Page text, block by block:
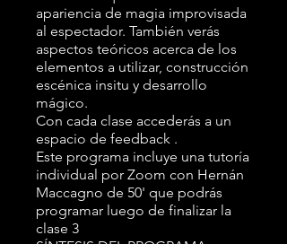
apariencia de magia improvisada
al espectador. También verás
aspectos teóricos acerca de los
elementos a utilizar, construcción
escénica insitu y desarrollo
mágico.
Con cada clase accederás a un
espacio de feedback .
Este programa incluye una tutoría
individual por Zoom con Hernán
Maccagno de 50' que podrás
programar luego de finalizar la
clase 3